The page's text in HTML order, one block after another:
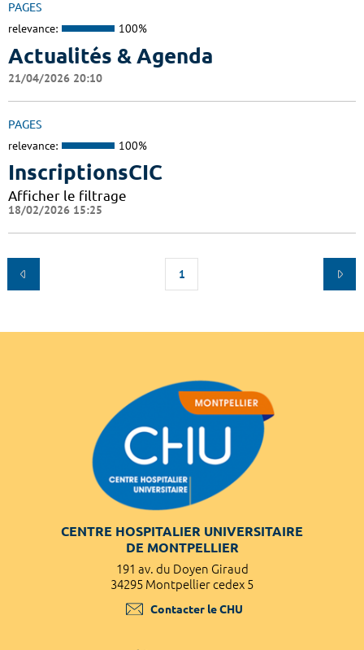
PAGES
relevance: 100%
Actualités & Agenda
21/04/2026 20:10
PAGES
relevance: 100%
InscriptionsCIC
Afficher le filtrage
18/02/2026 15:25
1
CENTRE HOSPITALIER UNIVERSITAIRE
DE MONTPELLIER
191 av. du Doyen Giraud
34295 Montpellier cedex 5
Contacter le CHU